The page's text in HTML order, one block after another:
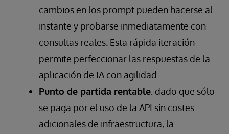
cambios en los prompt pueden hacerse al
instante y probarse inmediatamente con
consultas reales. Esta rápida iteración
permite perfeccionar las respuestas de la
aplicación de IA con agilidad.
Punto de partida rentable: dado que sólo
se paga por el uso de la API sin costes
adicionales de infraestructura, la